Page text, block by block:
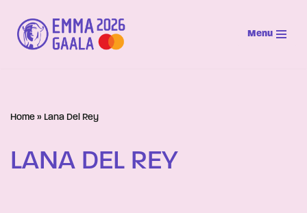
Siirry
suoraan
Menu
Home » Lana Del Rey
LANA DEL REY